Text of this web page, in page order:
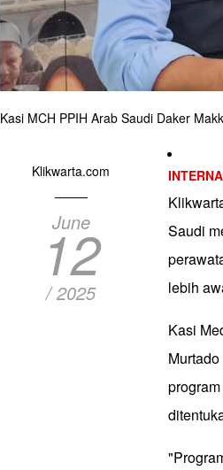
Kasi MCH PPIH Arab Saudi Daker
Klikwarta.com
June
12
/ 2025
Saudi
lebih
Kasi